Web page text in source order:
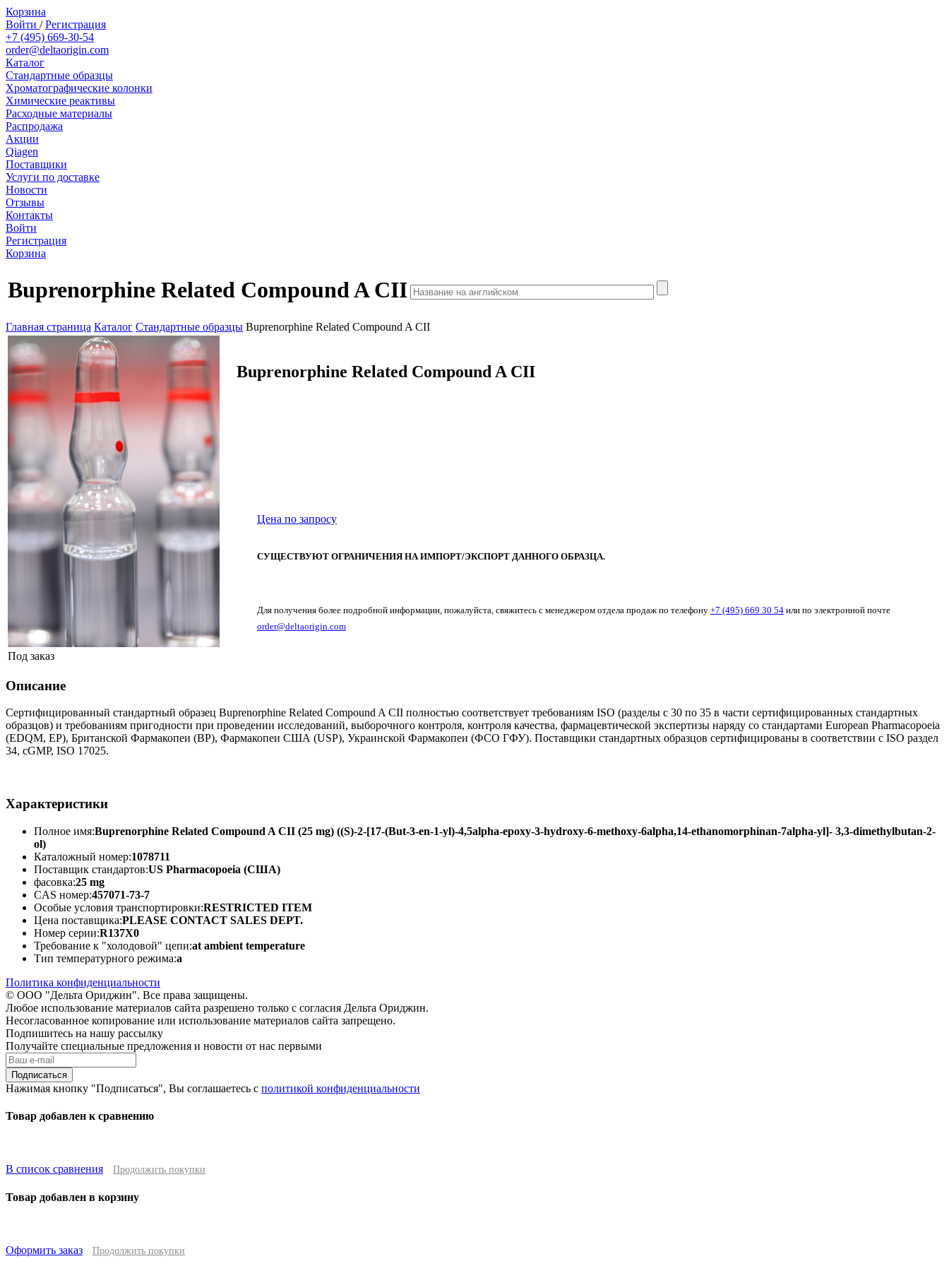
Корзина
Войти /Регистрация
+7 (495) 669-30-54
order@deltaorigin.com
Каталог
Стандартные образцы
Хроматографические колонки
Химические реактивы
Расходные материалы
Распродажа
Акции
Qiagen
Поставщики
Услуги по доставке
Новости
Отзывы
Контакты
Войти
Регистрация
Корзина
Buprenorphine Related Compound A CII
Главная страница Каталог Стандартные образцы Buprenorphine Related Compound A CII
Под заказ
Buprenorphine Related Compound A CII
Цена по запросу
СУЩЕСТВУЮТ ОГРАНИЧЕНИЯ НА ИМПОРТ/ЭКСПОРТ ДАННОГО ОБРАЗЦА.
Для получения более подробной информации, пожалуйста, свяжитесь с менеджером отдела продаж по телефону +7 (495) 669 30 54 или по электронной почте
order@deltaorigin.com
Описание
Сертифицированный стандартный образец Buprenorphine Related Compound A CII полностью соответствует требованиям ISO (разделы с 30 по 35 в части сертифицированных стандартных
образцов) и требованиям пригодности при проведении исследований, выборочного контроля, контроля качества, фармацевтической экспертизы наряду со стандартами European Pharmacopoeia
(EDQM, EP), Британской Фармакопеи (BP), Фармакопеи США (USP), Украинской Фармакопеи (ФСО ГФУ). Поставщики стандартных образцов сертифицированы в соответствии с ISO раздел
34, cGMP, ISO 17025.
Характеристики
Полное имя:Buprenorphine Related Compound A CII (25 mg) ((S)-2-[17-(But-3-en-1-yl)-4,5alpha-epoxy-3-hydroxy-6-methoxy-6alpha,14-ethanomorphinan-7alpha-yl]- 3,3-dimethylbutan-2-
ol)
Каталожный номер:1078711
Поставщик стандартов:US Pharmacopoeia (США)
фасовка:25 mg
CAS номер:457071-73-7
Особые условия транспортировки:RESTRICTED ITEM
Цена поставщика:PLEASE CONTACT SALES DEPT.
Номер серии:R137X0
Требование к "холодовой" цепи:at ambient temperature
Тип температурного режима:a
Политика конфиденциальности
© ООО "Дельта Ориджин". Все права защищены.
Любое использование материалов сайта разрешено только с согласия Дельта Ориджин.
Несогласованное копирование или использование материалов сайта запрещено.
Подпишитесь на нашу рассылку
Получайте специальные предложения и новости от нас первыми
Подписаться
Нажимая кнопку "Подписаться", Вы соглашаетесь с политикой конфиденциальности
Товар добавлен к сравнению
В список сравнения Продолжить покупки
Товар добавлен в корзину
Оформить заказ Продолжить покупки